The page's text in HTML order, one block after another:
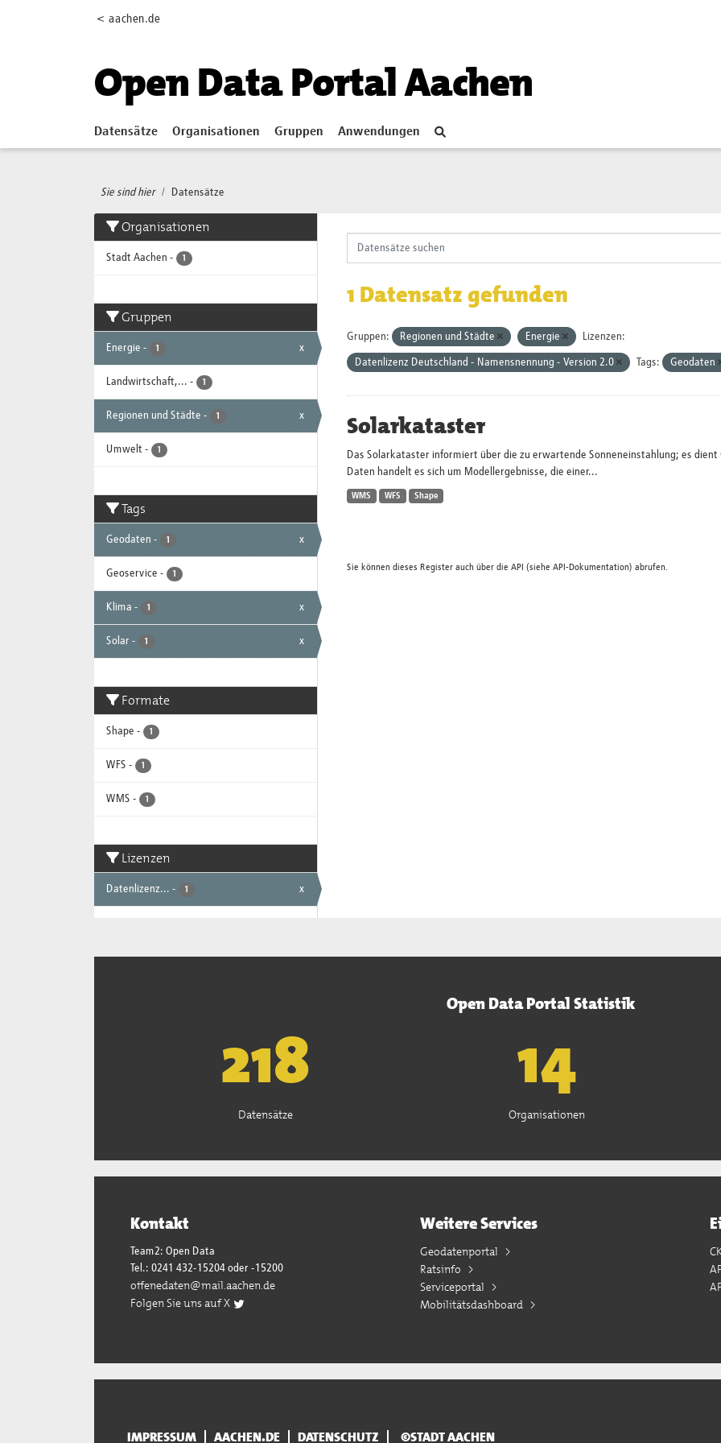
< aachen.de
Open Data Portal Aachen
Datensätze Organisationen Gruppen Anwendungen
Sie sind hier Datensätze
Organisationen
Stadt Aachen - 1
Gruppen
Energie - 1 x
Landwirtschaft,... - 1
Regionen und Städte - 1 x
Umwelt - 1
Tags
Geodaten - 1 x
Geoservice - 1
Klima - 1 x
Solar - 1 x
Formate
Shape - 1
WFS - 1
WMS - 1
Lizenzen
Datenlizenz... - 1 x
1 Datensatz gefunden
Gruppen: Regionen und Städte Energie Lizenzen:
Datenlizenz Deutschland - Namensnennung - Version 2.0 Tags: Geodaten
Solarkataster
Das Solarkataster informiert über die zu erwartende Sonneneinstahlung; es
Daten handelt es sich um Modellergebnisse, die einer...
WMS WFS Shape
Sie können dieses Register auch über die API (siehe API-Dokumentation) abrufen.
Open Data Portal Statistik
221
Datensätze
15
Organisationen
Kontakt
Team2: Open Data
Tel.: 0241 432-15204 oder -15200
offenedaten@mail.aachen.de
Folgen Sie uns auf X
Weitere Services
Geodatenportal
Ratsinfo
Serviceportal
Mobilitätsdashboard
IMPRESSUM AACHEN.DE DATENSCHUTZ ©STADT AACHEN